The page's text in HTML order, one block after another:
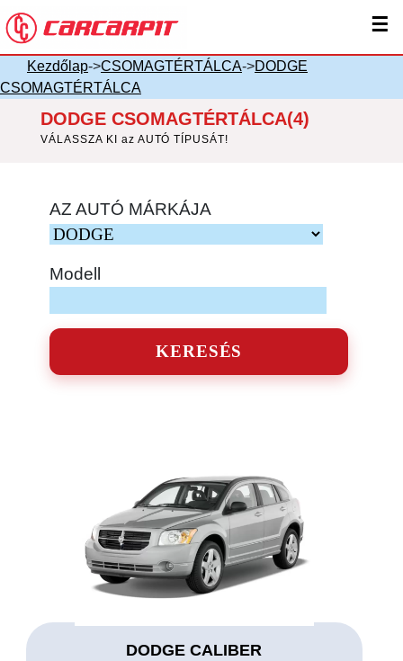
☰
Kezdőlap->CSOMAGTÉRTÁLCA->DODGE
CSOMAGTÉRTÁLCA
DODGE CSOMAGTÉRTÁLCA(4)
VÁLASSZA KI az AUTÓ TÍPUSÁT!
AZ AUTÓ MÁRKÁJA
Modell
KERESÉS
DODGE CALIBER